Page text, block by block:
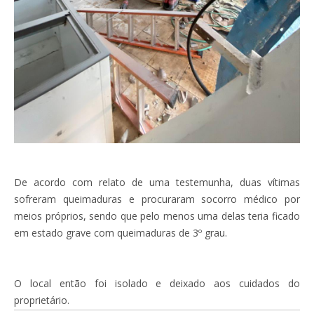
De acordo com relato de uma testemunha, duas vítimas
sofreram queimaduras e procuraram socorro médico por
meios próprios, sendo que pelo menos uma delas teria ficado
em estado grave com queimaduras de 3º grau.
O local então foi isolado e deixado aos cuidados do
proprietário.